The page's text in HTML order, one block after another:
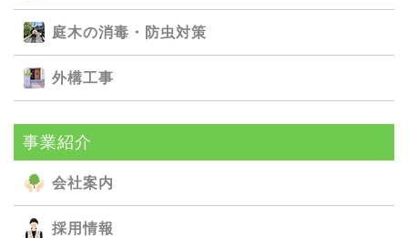
庭⽊の消毒・防⾍対策
外構⼯事
事業紹介
会社案内
採用情報